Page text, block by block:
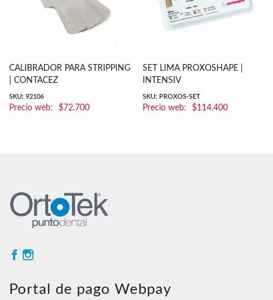
CALIBRADOR PARA STRIPPING
| CONTACEZ
SKU: 92106
$72.700
SET LIMA PROXOSHAPE |
INTENSIV
SKU: PROXOS-SET
$114.400
Portal de pago Webpay